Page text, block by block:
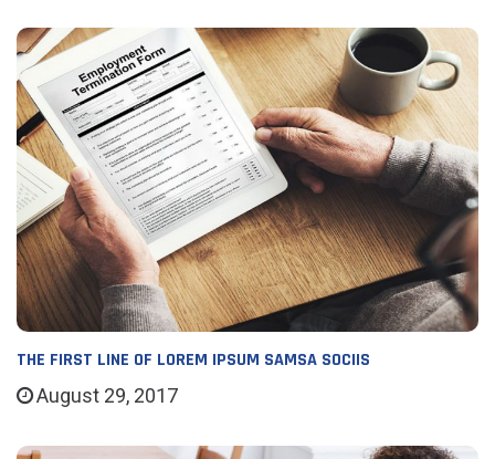
THE FIRST LINE OF LOREM IPSUM SAMSA SOCIIS
August 29, 2017